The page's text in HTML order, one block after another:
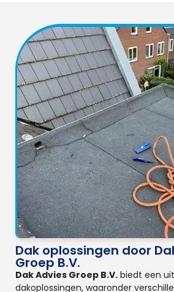
Dak oplossingen door
Groep B.V.
Dak Advies Groep B.V. biedt een
dakoplossingen, waaronder